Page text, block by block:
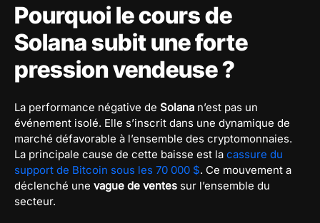
Pourquoi le cours de
Solana subit une forte
pression vendeuse ?
La performance négative de Solana n’est pas un
événement isolé. Elle s’inscrit dans une dynamique de
marché défavorable à l’ensemble des cryptomonnaies.
La principale cause de cette baisse est la cassure du
support de Bitcoin sous les 70 000 $. Ce mouvement a
déclenché une vague de ventes sur l’ensemble du
secteur.